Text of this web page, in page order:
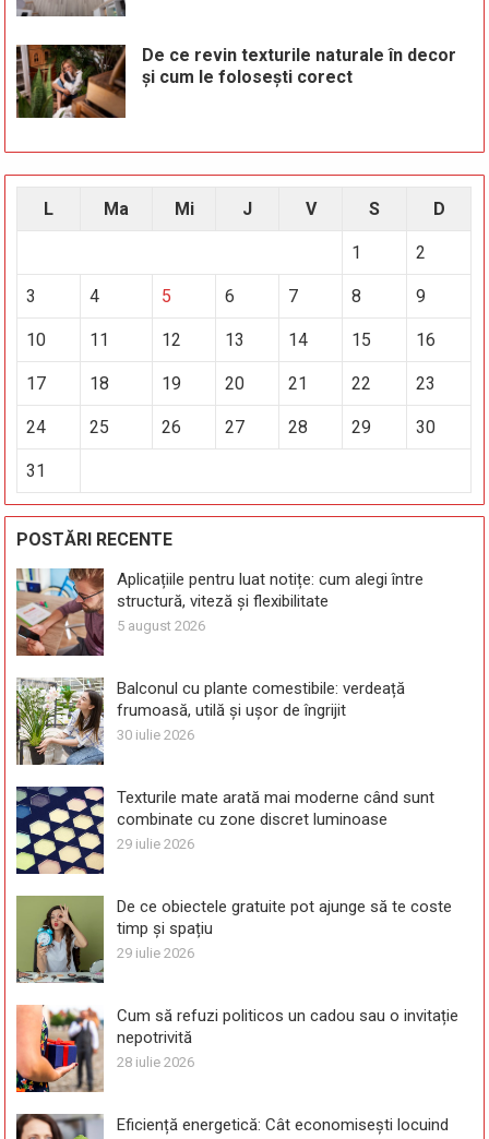
De ce revin texturile naturale în decor
și cum le folosești corect
L Ma Mi J V S D
1 2
3 4 5 6 7 8 9
10 11 12 13 14 15 16
17 18 19 20 21 22 23
24 25 26 27 28 29 30
31
POSTĂRI RECENTE
Aplicațiile pentru luat notițe: cum alegi între
structură, viteză și flexibilitate
5 august 2026
Balconul cu plante comestibile: verdeață
frumoasă, utilă și ușor de îngrijit
30 iulie 2026
Texturile mate arată mai moderne când sunt
combinate cu zone discret luminoase
29 iulie 2026
De ce obiectele gratuite pot ajunge să te coste
timp și spațiu
29 iulie 2026
Cum să refuzi politicos un cadou sau o invitație
nepotrivită
28 iulie 2026
Eficiență energetică: Cât economisești locuind